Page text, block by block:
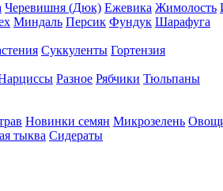
Черевишня (Дюк) Ежевика Жимолость
Миндаль Персик Фундук Шарафуга
Суккуленты Гортензия
Разное Рябчики Тюльпаны
Новинки семян Микрозелень
тыква Сидераты